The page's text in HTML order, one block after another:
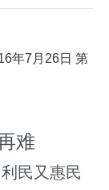
年7 月 26日 第
难
民又惠民